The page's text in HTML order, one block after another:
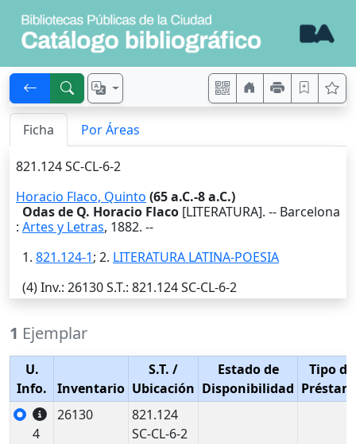
Ficha Por Áreas
821.124 SC-CL-6-2
Horacio Flaco, Quinto (65 a.C.-8 a.C.)
Odas de Q. Horacio Flaco [LITERATURA]. -- Barcelona
: Artes y Letras, 1882. --
1. 821.124-1; 2. LITERATURA LATINA-POESIA
(4)Inv.: 26130S.T.: 821.124 SC-CL-6-2
1 Ejemplar
U.
Info.
Inventario
S.T. /
Ubicación
Estado de
Disponibilidad
Tipo de
4
26130
821.124
SC-CL-6-2